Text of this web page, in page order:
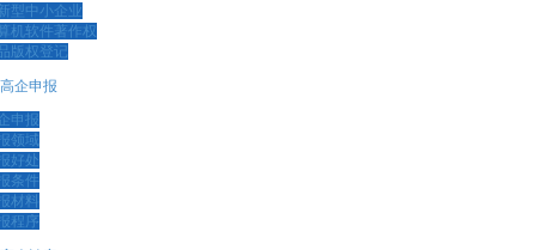
型中小企业
机软件著作权
版权登记
高企申报
申报
领域
好处
条件
材料
程序